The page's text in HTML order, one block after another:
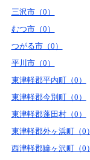
三沢市（0）
むつ市（0）
つがる市（0）
平川市（0）
東津軽郡平内町（0）
東津軽郡今別町（0）
東津軽郡蓬田村（0）
東津軽郡外ヶ浜町（0）
西津軽郡鰺ヶ沢町（0）